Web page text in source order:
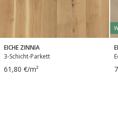
EICHE ZINNIA
3-Schicht-Parkett
61,80 €/m²